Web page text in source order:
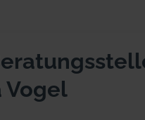
Vogel